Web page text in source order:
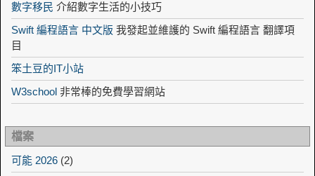
數字移民 介紹數字生活的小技巧
Swift 編程語言 中文版 我發起並維護的 Swift 編程語言 翻譯項
目
笨土豆的IT小站
W3school 非常棒的免費學習網站
檔案
可能 2026 (2)